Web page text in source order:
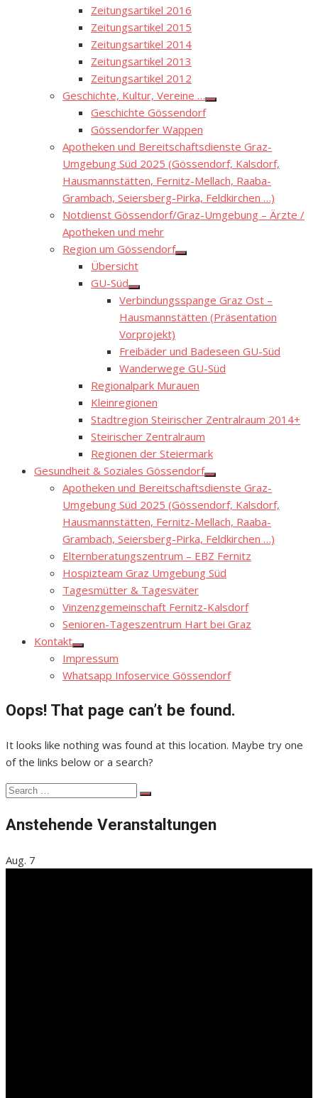
Zeitungsartikel 2016
Zeitungsartikel 2015
Zeitungsartikel 2014
Zeitungsartikel 2013
Zeitungsartikel 2012
Geschichte, Kultur, Vereine …
Show
Geschichte Gössendorf
Gössendorfer Wappen
Apotheken und Bereitschaftsdienste Graz-
Umgebung Süd 2025 (Gössendorf, Kalsdorf,
Hausmannstätten, Fernitz-Mellach, Raaba-
Grambach, Seiersberg-Pirka, Feldkirchen …)
Notdienst Gössendorf/Graz-Umgebung – Ärzte /
Apotheken und mehr
Region um Gössendorf
Show
Übersicht
GU-Süd
Show
sub
menu
Verbindungsspange Graz Ost –
Hausmannstätten (Präsentation
Vorprojekt)
Freibäder und Badeseen GU-Süd
Wanderwege GU-Süd
Regionalpark Murauen
Kleinregionen
Stadtregion Steirischer Zentralraum 2014+
Steirischer Zentralraum
Regionen der Steiermark
Gesundheit & Soziales Gössendorf
Show
sub
menu
Apotheken und Bereitschaftsdienste Graz-
Umgebung Süd 2025 (Gössendorf, Kalsdorf,
Hausmannstätten, Fernitz-Mellach, Raaba-
Grambach, Seiersberg-Pirka, Feldkirchen …)
Elternberatungszentrum – EBZ Fernitz
Hospizteam Graz Umgebung Süd
Tagesmütter & Tagesväter
Vinzenzgemeinschaft Fernitz-Kalsdorf
Senioren-Tageszentrum Hart bei Graz
Kontakt
Show
sub
menu
Impressum
Whatsapp Infoservice Gössendorf
Oops! That page can’t be found.
It looks like nothing was found at this location. Maybe try one
of the links below or a search?
Search
Search
Anstehende Veranstaltungen
Aug. 7